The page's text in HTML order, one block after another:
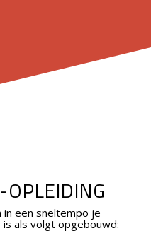
OPLEIDING
in een sneltempo je
is als volgt opgebouwd: